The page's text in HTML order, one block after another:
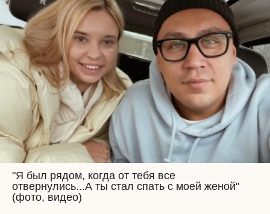
"Я был рядом, когда от тебя все
отвернулись...А ты стал спать с моей женой"
(фото, видео)